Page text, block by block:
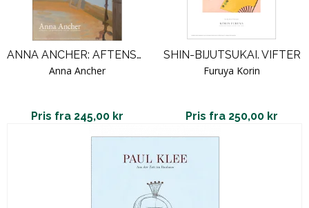
ANNA ANCHER: AFTENSOL I KUNSTNERENS ATELIER PÅ MARKVEJ
Anna Ancher
Pris fra 245,00 kr
SHIN-BIJUTSUKAI. VIFTER
Furuya Korin
Pris fra 250,00 kr